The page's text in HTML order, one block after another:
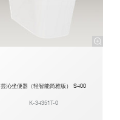
芸沁坐便器（轻智能简雅版） S400
K-34351T-0